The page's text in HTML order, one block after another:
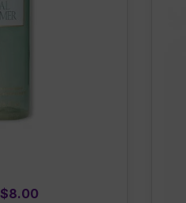
Original
$8.00Current